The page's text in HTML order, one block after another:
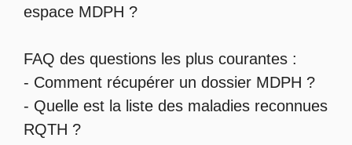
espace MDPH ?
FAQ des questions les plus courantes :
- Comment récupérer un dossier MDPH ?
- Quelle est la liste des maladies reconnues
RQTH ?